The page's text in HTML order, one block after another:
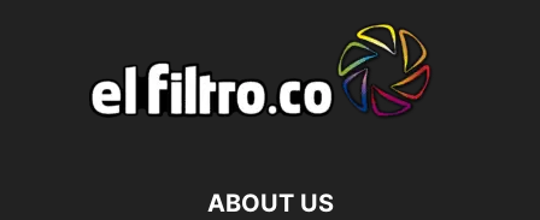
ABOUT US